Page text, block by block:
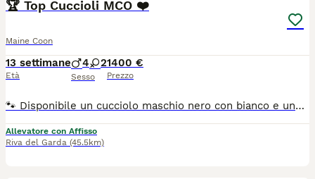
🏆 Top Cuccioli MCO ❤️
Maine Coon
13 settimane
Età
4 2
Sesso
1400 €
Prezzo
🐾 Disponibile un cucciolo maschio nero con bianco e una femmina blu con bianco. Sono figli di Campioni Internazionali di Bellezza provenienti da linee testate per le principali malattie genetiche della razza. I cuccioli crescono in ambiente familiare, abituati al contatto umano e alimentati con BARF equilibrata, crocchette grain free e umido premium di alta qualità. Verranno ceduti esclusivamente come animali da compagnia (no riproduzione), con pedigree, vaccinazioni, microchip, libretto sanitario e contratto di cessione. Potranno lasciare la nostra casa da sabato 8 agosto 2026 ❤️🐾 Per maggiori informazioni, foto e aggiornamenti vi invitiamo a visitare il nostro sito web di Garda Felix
Allevatore con Affisso
Riva del Garda (45.5km)